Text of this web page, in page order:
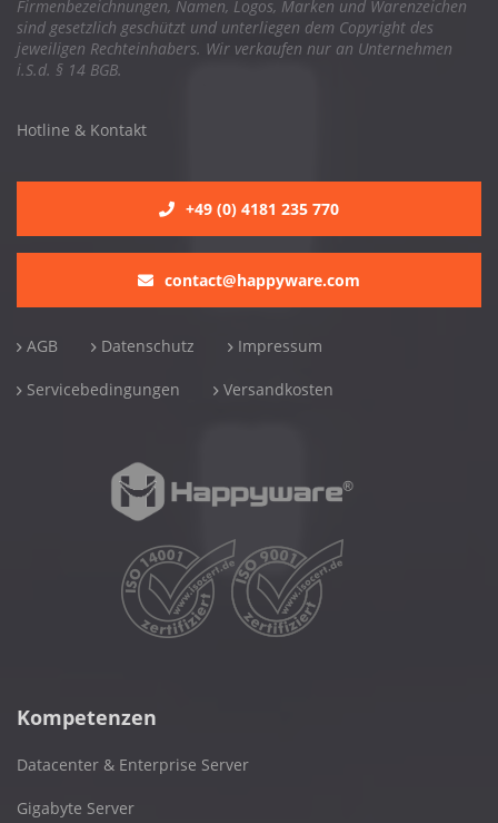
Firmenbezeichnungen, Namen, Logos, Marken und Warenzeichen
sind gesetzlich geschützt und unterliegen dem Copyright des
jeweiligen Rechteinhabers. Wir verkaufen nur an Unternehmen
i.S.d. § 14 BGB.
Hotline & Kontakt
+49 (0) 4181 235 770
contact@happyware.com
AGB Datenschutz Impressum
Servicebedingungen Versandkosten
Kompetenzen
Datacenter & Enterprise Server
Gigabyte Server